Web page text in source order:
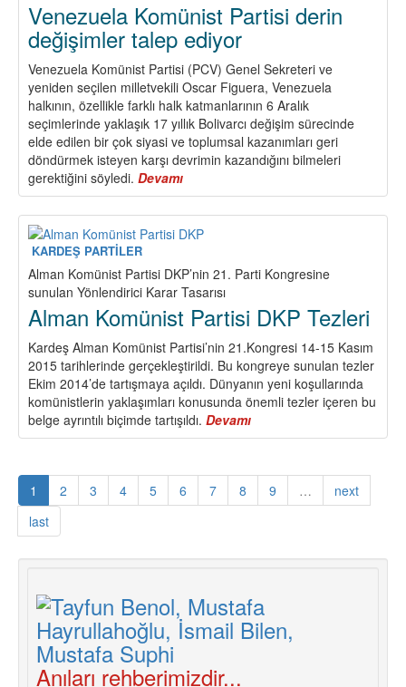
Parti
Kongresi
-
Temel
Tezler
Venezuela Komünist Partisi derin
değişimler talep ediyor
Venezuela Komünist Partisi (PCV) Genel Sekreteri ve
yeniden seçilen milletvekili Oscar Figuera, Venezuela
halkının, özellikle farklı halk katmanlarının 6 Aralık
seçimlerinde yaklaşık 17 yıllık Bolivarcı değişim sürecinde
elde edilen bir çok siyasi ve toplumsal kazanımları geri
döndürmek isteyen karşı devrimin kazandığını bilmeleri
gerektiğini söyledi. Devamı
Venezuela
Komünist
Partisi
değişimler
talep
KARDEŞ PARTİLER
Alman Komünist Partisi DKP’nin 21. Parti Kongresine
sunulan Yönlendirici Karar Tasarısı
Alman Komünist Partisi DKP Tezleri
Kardeş Alman Komünist Partisi’nin 21.Kongresi 14-15 Kasım
2015 tarihlerinde gerçekleştirildi. Bu kongreye sunulan tezler
Ekim 2014’de tartışmaya açıldı. Dünyanın yeni koşullarında
komünistlerin yaklaşımları konusunda önemli tezler içeren bu
belge ayrıntılı biçimde tartışıldı. Devamı
Alman
Partisi
DKP
Tezleri
1 2 3 4 5 6 7 8 9 …
next
last
Anıları rehberimizdir...